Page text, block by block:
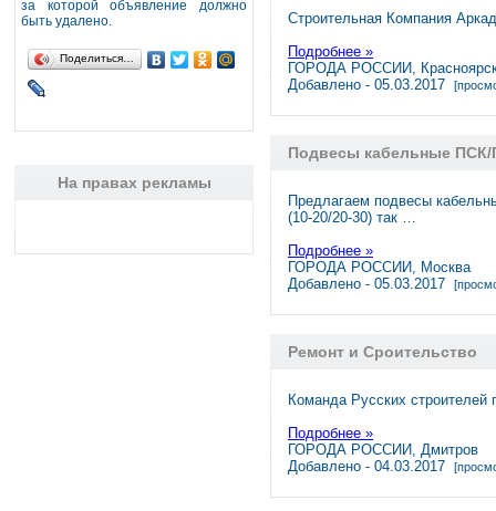
за которой объявление должно
быть удалено.
Поделиться…
На правах рекламы
Строительная Компания
Подробнее »
ГОРОДА РОССИИ,
Добавлено - 05.03.2017
Подвесы кабельные
Предлагаем подвесы
(10-20/20-30) так …
Подробнее »
ГОРОДА РОССИИ, Москва
Добавлено - 05.03.2017
Ремонт и Сроительство
Команда Русских
Подробнее »
ГОРОДА РОССИИ, Дмитров
Добавлено - 04.03.2017